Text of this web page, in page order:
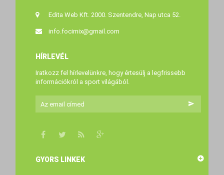
Edita Web Kft. 2000. Szentendre, Nap utca 52.
info.focimix@gmail.com
HÍRLEVÉL
Iratkozz fel hírlevelünkre, hogy értesülj a legfrissebb
információkról a sport világából.
GYORS LINKEK